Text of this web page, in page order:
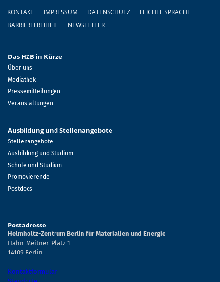
KONTAKT IMPRESSUM DATENSCHUTZ
LEICHTE SPRACHE
BARRIEREFREIHEIT
NEWSLETTER
Das HZB in Kürze
Über uns
Mediathek
Pressemitteilungen
Veranstaltungen
Ausbildung und Stellenangebote
Stellenangebote
Ausbildung und Studium
Schule und Studium
Promovierende
Postdocs
Postadresse
Helmholtz-Zentrum Berlin für Materialien und Energie
Hahn-Meitner-Platz 1
14109 Berlin
Kontaktformular